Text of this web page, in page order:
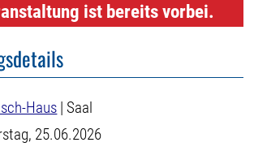
ist bereits vorbei.
Haus | Saal
25.06.2026